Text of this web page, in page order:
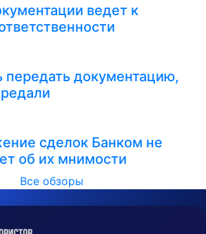
ведет к
передать документацию,
сделок Банком не
об их мнимости
Все обзоры